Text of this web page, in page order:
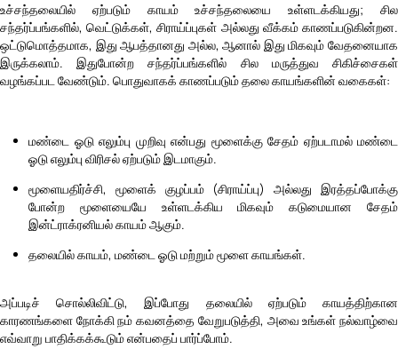
உச்சந்தலையில் ஏற்படும் காயம் உச்சந்தலையை உள்ளடக்கியது; சில
சந்தர்ப்பங்களில், வெட்டுக்கள், சிராய்ப்புகள் அல்லது வீக்கம் காணப்படுகின்றன.
ஒட்டுமொத்தமாக, இது ஆபத்தானது அல்ல, ஆனால் இது மிகவும் வேதனையாக
இருக்கலாம். இதுபோன்ற சந்தர்ப்பங்களில் சில மருத்துவ சிகிச்சைகள்
வழங்கப்பட வேண்டும். பொதுவாகக் காணப்படும் தலை காயங்களின் வகைகள்:
மண்டை ஓடு எலும்பு முறிவு என்பது மூளைக்கு சேதம் ஏற்படாமல் மண்டை
ஓடு எலும்பு விரிசல் ஏற்படும் இடமாகும்.
மூளையதிர்ச்சி, மூளைக் குழப்பம் (சிராய்ப்பு) அல்லது இரத்தப்போக்கு
போன்ற மூளையையே உள்ளடக்கிய மிகவும் கடுமையான சேதம்
இன்ட்ராக்ரனியல் காயம் ஆகும்.
தலையில் காயம், மண்டை ஓடு மற்றும் மூளை காயங்கள்.
அப்படிச் சொல்லிவிட்டு, இப்போது தலையில் ஏற்படும் காயத்திற்கான
காரணங்களை நோக்கி நம் கவனத்தை வேறுபடுத்தி, அவை உங்கள் நல்வாழ்வை
எவ்வாறு பாதிக்கக்கூடும் என்பதைப் பார்ப்போம்.